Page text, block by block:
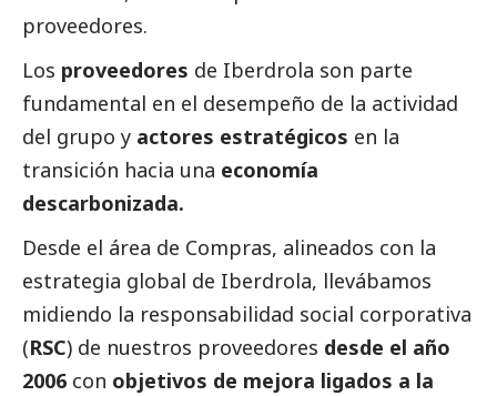
proveedores.
Los proveedores de Iberdrola son parte
fundamental en el desempeño de la actividad
del grupo y actores estratégicos en la
transición hacia una economía
descarbonizada.
Desde el área de Compras, alineados con la
estrategia global de Iberdrola, llevábamos
midiendo la responsabilidad social corporativa
(RSC) de nuestros proveedores desde el año
2006 con objetivos de mejora ligados a la